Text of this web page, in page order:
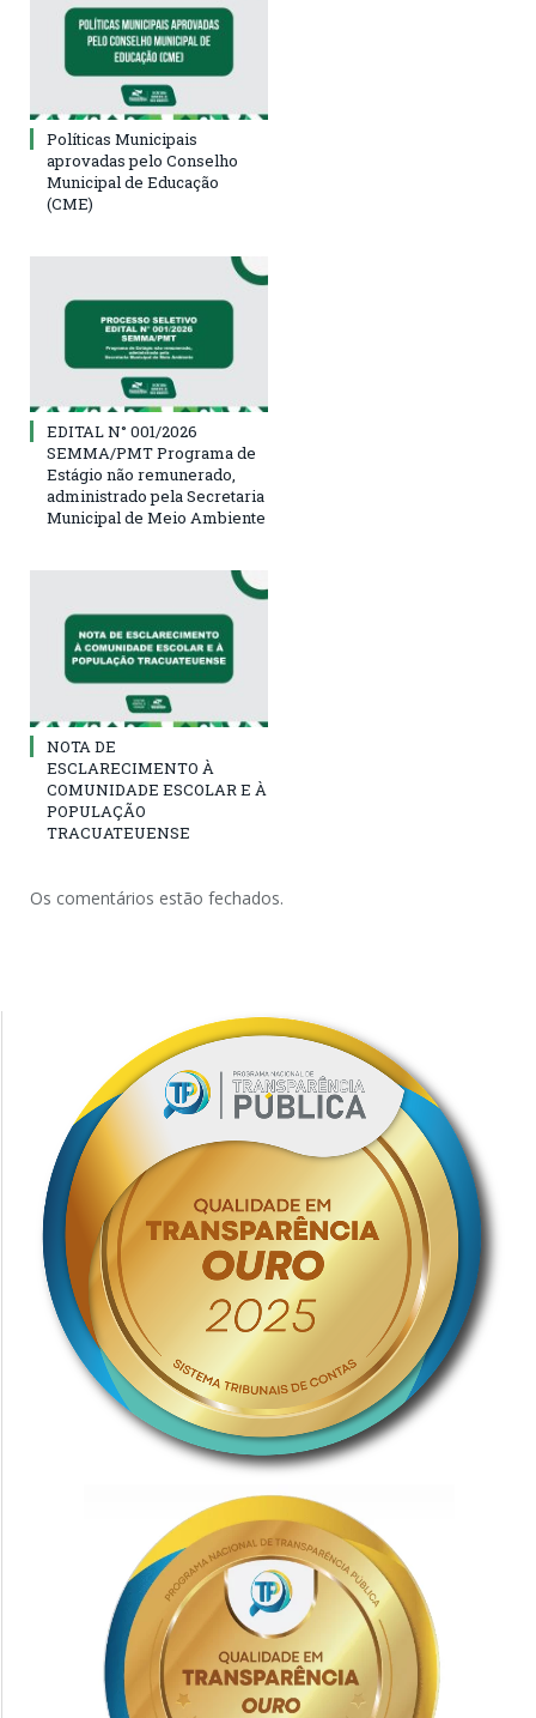
Políticas Municipais
aprovadas pelo Conselho
Municipal de Educação
(CME)
EDITAL N° 001/2026
SEMMA/PMT Programa de
Estágio não remunerado,
administrado pela Secretaria
Municipal de Meio Ambiente
NOTA DE
ESCLARECIMENTO À
COMUNIDADE ESCOLAR E À
POPULAÇÃO
TRACUATEUENSE
Os comentários estão fechados.